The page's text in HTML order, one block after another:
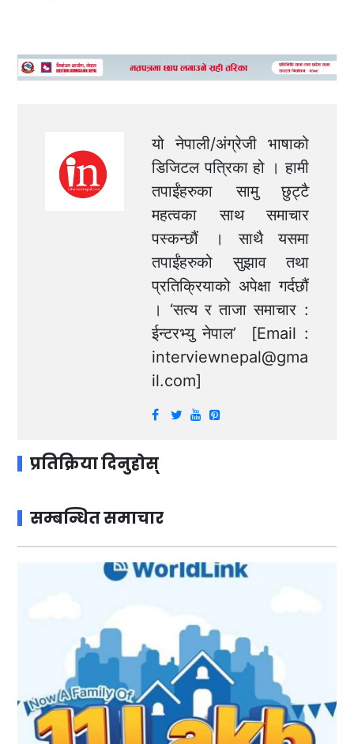
यो नेपाली/अंग्रेजी भाषाको
डिजिटल पत्रिका हो । हामी
तपाईंहरुका सामु छुट्टै
महत्वका साथ समाचार
पस्कन्छौं । साथै यसमा
तपाईंहरुको सुझाव तथा
प्रतिक्रियाको अपेक्षा गर्दछौं
। ‘सत्य र ताजा समाचार :
ईन्टरभ्यु नेपाल’ [Email :
interviewnepal@gma
il.com]
प्रतिक्रिया दिनुहोस्
सम्बन्धित समाचार